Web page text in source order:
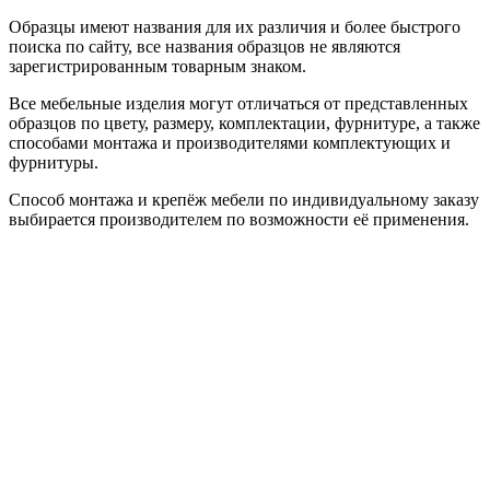
Образцы имеют названия для их различия и более быстрого
поиска по сайту, все названия образцов не являются
зарегистрированным товарным знаком.
Все мебельные изделия могут отличаться от представленных
образцов по цвету, размеру, комплектации, фурнитуре, а также
способами монтажа и производителями комплектующих и
фурнитуры.
Способ монтажа и крепёж мебели по индивидуальному заказу
выбирается производителем по возможности её применения.